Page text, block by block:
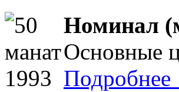
Номинал
Основные